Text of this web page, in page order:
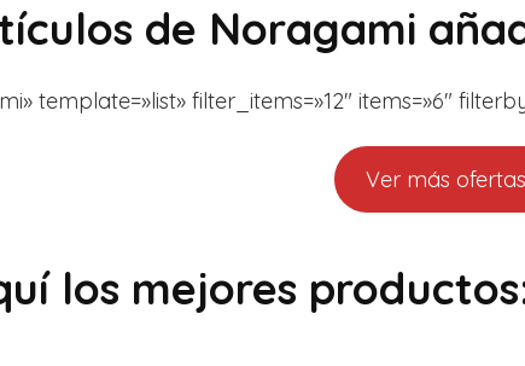
de Noragami
template=»list» filter_items=»12″ items=»6″
Ver más ofertas
los mejores